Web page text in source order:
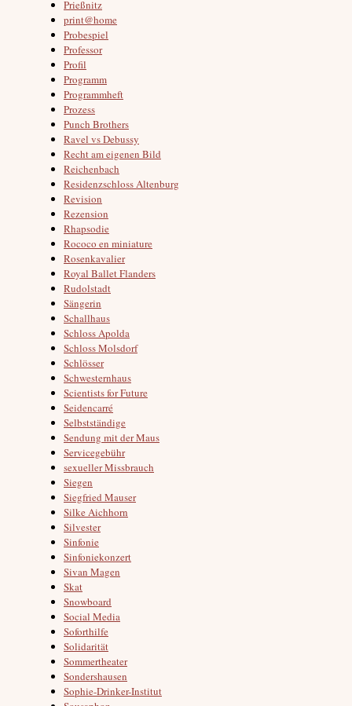
Prießnitz
print@home
Probespiel
Professor
Profil
Programm
Programmheft
Prozess
Punch Brothers
Ravel vs Debussy
Recht am eigenen Bild
Reichenbach
Residenzschloss Altenburg
Revision
Rezension
Rhapsodie
Rococo en miniature
Rosenkavalier
Royal Ballet Flanders
Rudolstadt
Sängerin
Schallhaus
Schloss Apolda
Schloss Molsdorf
Schlösser
Schwesternhaus
Scientists for Future
Seidencarré
Selbstständige
Sendung mit der Maus
Servicegebühr
sexueller Missbrauch
Siegen
Siegfried Mauser
Silke Aichhorn
Silvester
Sinfonie
Sinfoniekonzert
Sivan Magen
Skat
Snowboard
Social Media
Soforthilfe
Solidarität
Sommertheater
Sondershausen
Sophie-Drinker-Institut